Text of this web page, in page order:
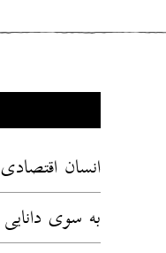
انسان اقتصادی
به سوی دانایی